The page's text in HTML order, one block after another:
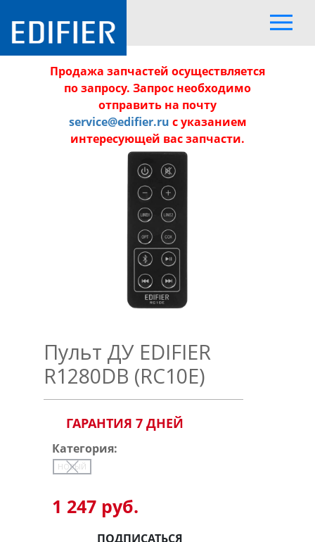
Продажа запчастей осуществляется
по запросу. Запрос необходимо
отправить на почту
service@edifier.ru с указанием
интересующей вас запчасти.
Пульт ДУ EDIFIER
R1280DB (RC10E)
ГАРАНТИЯ 7 ДНЕЙ
Категория:
НОВЫЙ
1 247 руб.
ПОДПИСАТЬСЯ